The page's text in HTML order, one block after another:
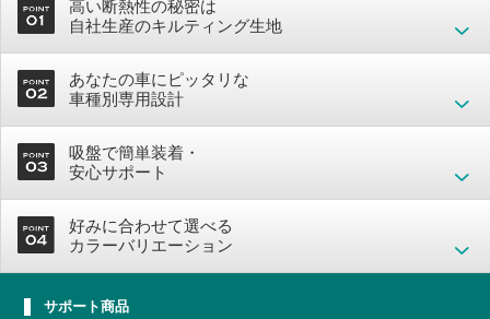
高い断熱性の秘密は
自社生産のキルティング生地
あなたの車にピッタリな
車種別専用設計
吸盤で簡単装着・
安心サポート
好みに合わせて選べる
カラーバリエーション
サポート商品